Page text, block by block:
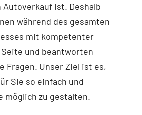
ist. Deshalb
während des gesamten
mit kompetenter
und beantworten
Fragen. Unser Ziel ist es,
Sie so einfach und
möglich zu gestalten.